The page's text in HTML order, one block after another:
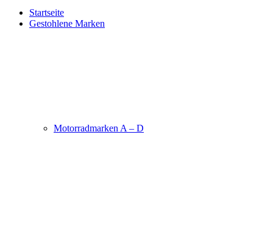
Startseite
Gestohlene Marken
Motorradmarken A – D